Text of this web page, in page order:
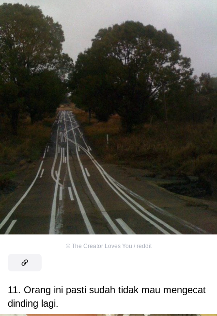
© The Creator Loves You / reddit
11. Orang ini pasti sudah tidak mau mengecat
dinding lagi.